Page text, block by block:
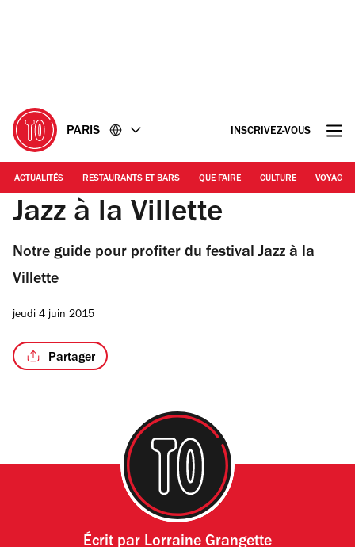
PARIS INSCRIVEZ-VOUS
ACTUALITÉS RESTAURANTS ET BARS QUE FAIRE CULTURE VOYAGE
Jazz à la Villette
Notre guide pour profiter du festival Jazz à la
Villette
jeudi 4 juin 2015
Partager
Écrit par Lorraine Grangette